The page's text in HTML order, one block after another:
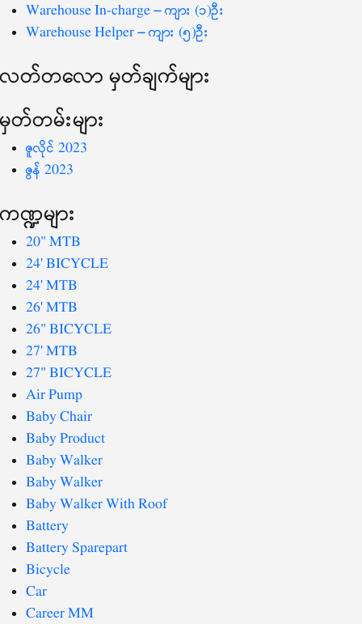
Warehouse In-charge – ကျား (၁)ဦး
Warehouse Helper – ကျား (၅)ဦး
လတ်တ‌လော မှတ်ချက်များ
မှတ်တမ်းများ
ဇူလိုင် 2023
ဇွန် 2023
ကဏ္ဍများ
20" MTB
24' BICYCLE
24' MTB
26' MTB
26" BICYCLE
27' MTB
27" BICYCLE
Air Pump
Baby Chair
Baby Product
Baby Walker
Baby Walker
Baby Walker With Roof
Battery
Battery Sparepart
Bicycle
Car
Career MM